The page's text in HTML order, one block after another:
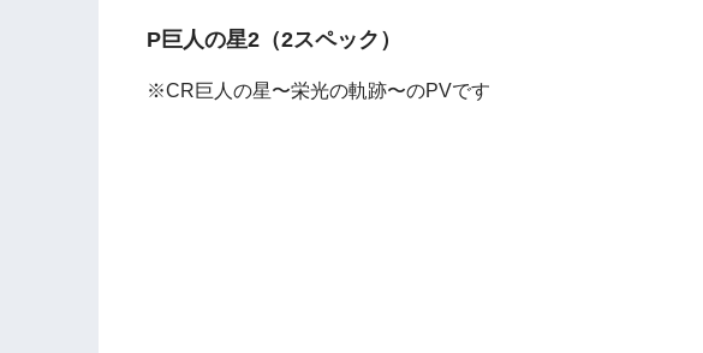
P巨人の星2（2スペック）
※CR巨人の星〜栄光の軌跡〜のPVです